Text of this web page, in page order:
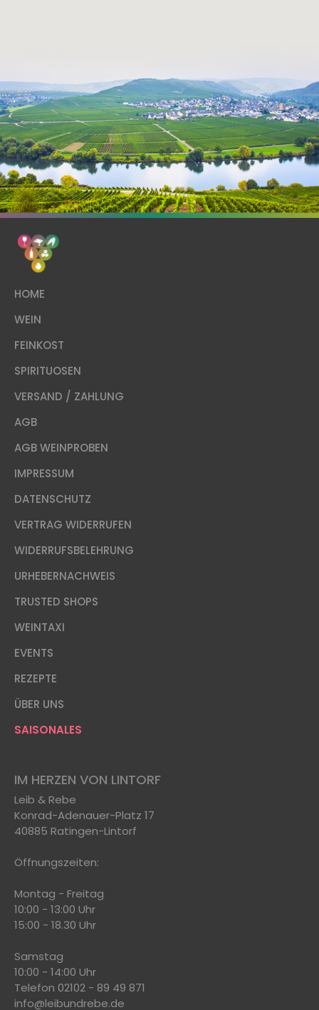
HOME
WEIN
FEINKOST
SPIRITUOSEN
VERSAND / ZAHLUNG
AGB
AGB WEINPROBEN
IMPRESSUM
DATENSCHUTZ
VERTRAG WIDERRUFEN
WIDERRUFSBELEHRUNG
URHEBERNACHWEIS
TRUSTED SHOPS
WEINTAXI
EVENTS
REZEPTE
ÜBER UNS
SAISONALES
IM HERZEN VON LINTORF
Leib & Rebe
Konrad-Adenauer-Platz 17
40885 Ratingen-Lintorf
Öffnungszeiten:
Montag - Freitag
10:00 - 13:00 Uhr
15:00 - 18.30 Uhr
Samstag
10:00 - 14:00 Uhr
Telefon 02102 - 89 49 871
info@leibundrebe.de